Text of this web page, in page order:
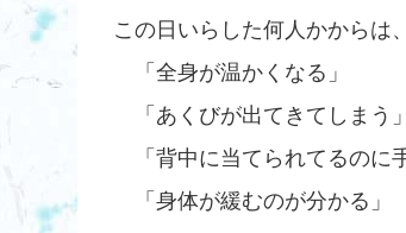
この日いらした何人かからは
「全身が温かくなる」
「あくびが出てきてしまう」
「背中に当てられてるのに
「身体が緩むのが分かる」